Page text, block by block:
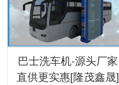
巴士洗车机-源头厂家
直供更实惠[隆茂鑫晟]